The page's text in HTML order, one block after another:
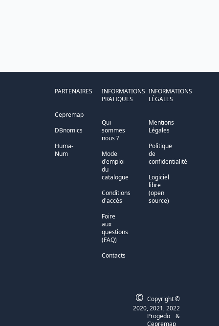
PARTENAIRES
Cepremap
DBnomics
Huma-
Num
INFORMATIONS
PRATIQUES
Qui
sommes
nous ?
Mode
d'emploi
du
catalogue
Conditions
d'accès
Foire
aux
questions
(FAQ)
Contacts
INFORMATIONS
LÉGALES
Mentions
Légales
Politique
de
confidentialité
Logiciel
libre
(open
source)
© Copyright ©
2020, 2021, 2022
Progedo
&
Cepremap